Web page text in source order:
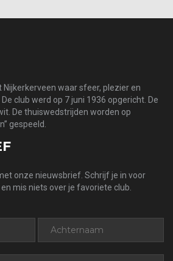
Nijkerkerveen waar sfeer, plezier en
club werd op 7 juni 1936 opgericht. De
De thuiswedstrijden worden op
gespeeld.
onze nieuwsbrief. Schrijf je in voor
mis niets over je favoriete club.